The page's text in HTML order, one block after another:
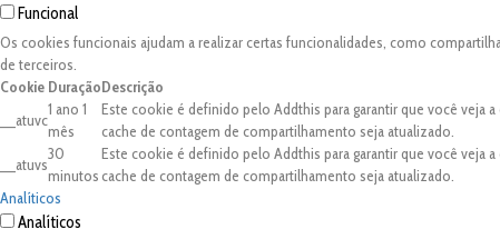
Funcional
Os cookies funcionais ajudam a realizar certas funcionalidades, como
de terceiros.
Cookie DuraçãoDescrição
__atuvc
1 ano 1
mês
Este cookie é definido pelo Addthis para garantir que você veja
cache de contagem de compartilhamento seja atualizado.
__atuvs
30
minutos
Este cookie é definido pelo Addthis para garantir que você veja
cache de contagem de compartilhamento seja atualizado.
Analíticos
Analíticos